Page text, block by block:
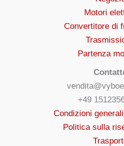
Motori
Convertitore di
Partenza
+49
Condizioni
Politica sulla